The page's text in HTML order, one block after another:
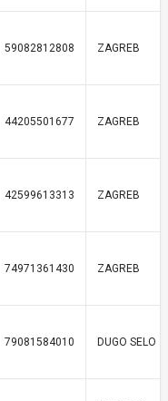
59082812808 ZAGREB
44205501677 ZAGREB
42599613313 ZAGREB
74971361430 ZAGREB
79081584010 DUGO SELO